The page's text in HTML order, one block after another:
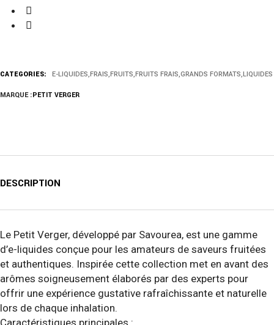
CATEGORIES: E-LIQUIDES FRAIS FRUITS FRUITS FRAIS GRANDS FORMATS LIQUIDES
MARQUE :PETIT VERGER
DESCRIPTION
Le Petit Verger, développé par Savourea, est une gamme
d’e-liquides conçue pour les amateurs de saveurs fruitées
et authentiques. Inspirée cette collection met en avant des
arômes soigneusement élaborés par des experts pour
offrir une expérience gustative rafraîchissante et naturelle
lors de chaque inhalation.
Caractéristiques principales :